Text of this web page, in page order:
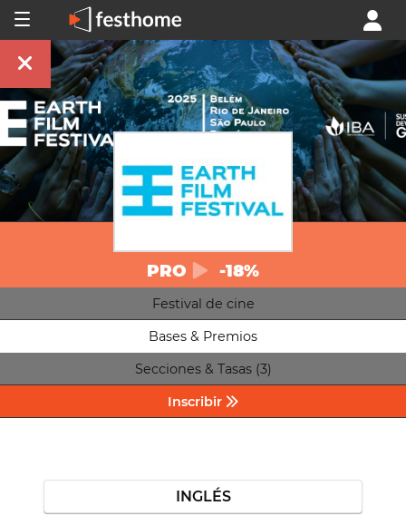
PRO -18%
Festival de cine
Bases & Premios
Secciones & Tasas (3)
Inscribir
INGLÉS